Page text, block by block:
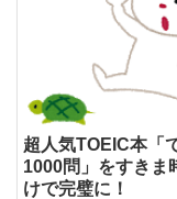
超人気TOEIC本「
1000問」をすきま
けで完璧に！